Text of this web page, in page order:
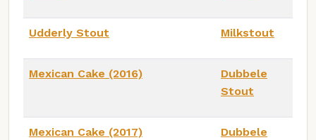
Udderly Stout Milkstout
Mexican Cake (2016)
Dubbele
Stout
Mexican Cake (2017)
Dubbele